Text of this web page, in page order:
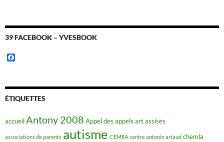
39 FACEBOOK – YVESBOOK
b
o
o
ÉTIQUETTES
accueilAntony 2008 Appel des appels artassises
associations de parents autisme CEMEA centre antonin artaud chemla